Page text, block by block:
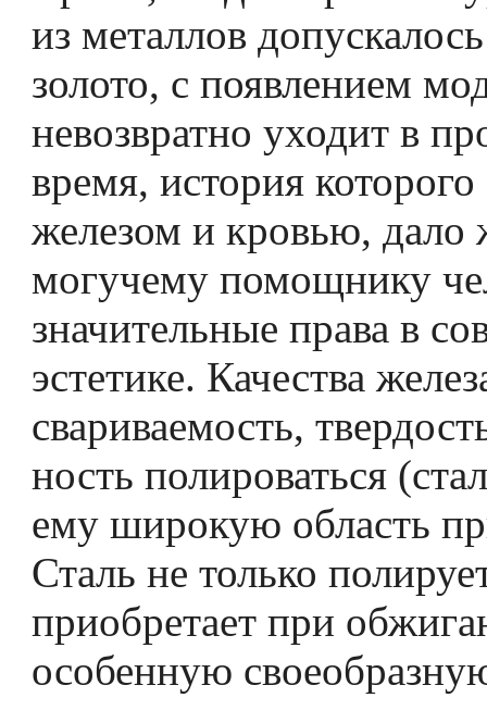
из металлов
золото, с появлением
невозвратно уходит в
время, история которого
железом и кровью, дало
могучему помощнику
значительные права в
эстетике. Качества
свариваемость,
ность полироваться
ему широкую область
Сталь не только
приобретает при
особенную